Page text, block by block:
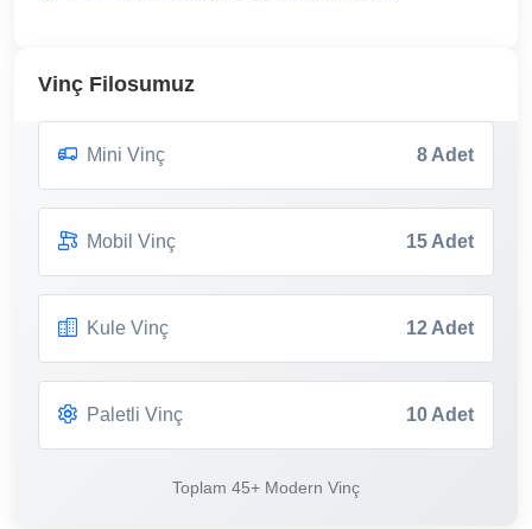
Vinç Filosumuz
Mini Vinç 8 Adet
Mobil Vinç 15 Adet
Kule Vinç 12 Adet
Paletli Vinç 10 Adet
Toplam 45+ Modern Vinç